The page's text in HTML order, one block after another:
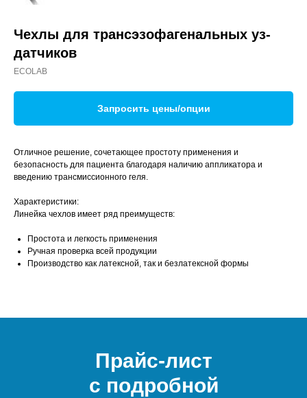
Чехлы для трансэзофагенальных уз-
датчиков
ECOLAB
Запросить цены/опции
Отличное решение, сочетающее простоту применения и
безопасность для пациента благодаря наличию аппликатора и
введению трансмиссионного геля.
Характеристики:
Линейка чехлов имеет ряд преимуществ:
Простота и легкость применения
Ручная проверка всей продукции
Производство как латексной, так и безлатексной формы
Прайс-лист
с подробной